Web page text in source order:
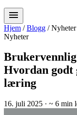
menu
Hjem / Blogg / Nyheter
Nyheter
Hvordan
læring
16. juli 2025 · ~ 6 min